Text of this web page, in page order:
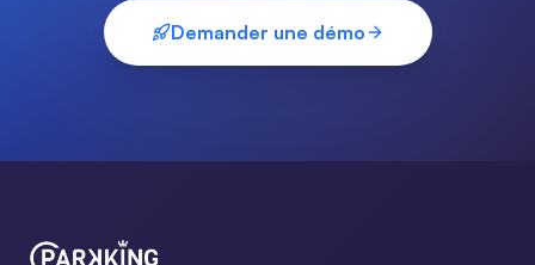
Demander une démo